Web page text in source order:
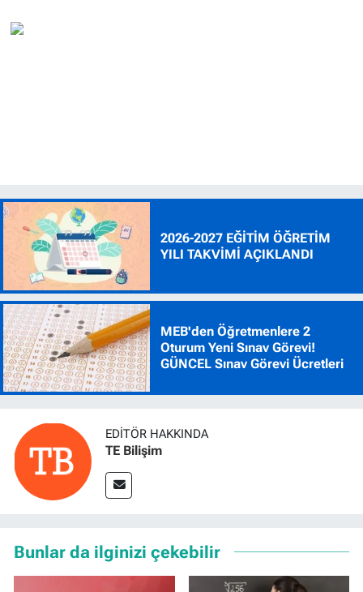
2026-2027 EĞİTİM ÖĞRETİM
YILI TAKVİMİ AÇIKLANDI
MEB'den Öğretmenlere 2
Oturum Yeni Sınav Görevi!
GÜNCEL Sınav Görevi Ücretleri
EDITÖR HAKKINDA
TE Bilişim
Bunlar da ilginizi çekebilir